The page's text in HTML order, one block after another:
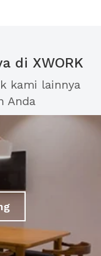
di XWORK
kami lainnya
Anda